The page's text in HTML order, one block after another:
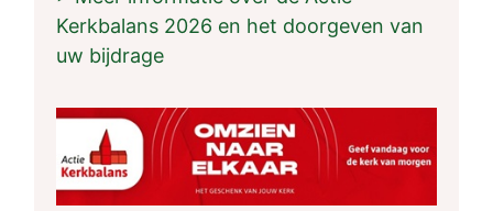
Kerkbalans 2026 en het doorgeven van
uw bijdrage